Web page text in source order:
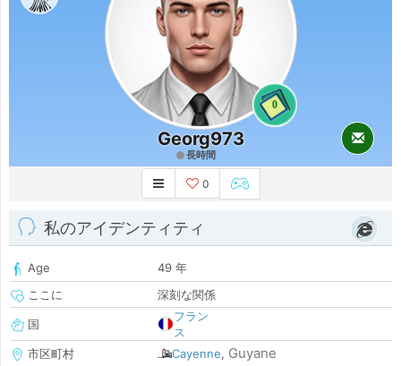
0
Georg973
長時間
0
私のアイデンティティ
Age
49 年
ここに
深刻な関係
国
フラン
ス
市区町村
Cayenne, Guyane